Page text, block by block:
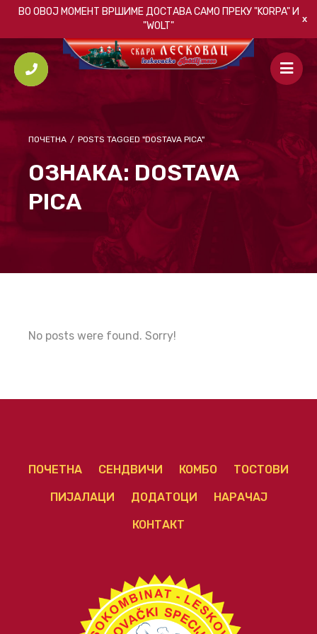
ВО ОВОЈ МОМЕНТ ВРШИМЕ ДОСТАВА САМО ПРЕКУ"KORPA"И
"WOLT"
ПОЧЕТНА / POSTS TAGGED "DOSTAVA PICA"
ОЗНАКА: DOSTAVA
PICA
No posts were found. Sorry!
ПОЧЕТНА СЕНДВИЧИ КОМБО ТОСТОВИ
ПИЈАЛАЦИ ДОДАТОЦИ НАРАЧАЈ
КОНТАКТ